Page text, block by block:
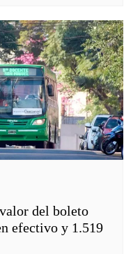
del boleto
efectivo y 1.519